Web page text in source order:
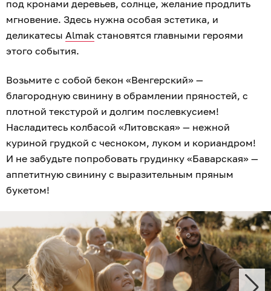
под кронами деревьев, солнце, желание продлить
мгновение. Здесь нужна особая эстетика, и
деликатесы Almak становятся главными героями
этого события.
Возьмите с собой бекон «Венгерский» —
благородную свинину в обрамлении пряностей, с
плотной текстурой и долгим послевкусием!
Насладитесь колбасой «Литовская» — нежной
куриной грудкой с чесноком, луком и кориандром!
И не забудьте попробовать грудинку «Баварская» —
аппетитную свинину с выразительным пряным
букетом!